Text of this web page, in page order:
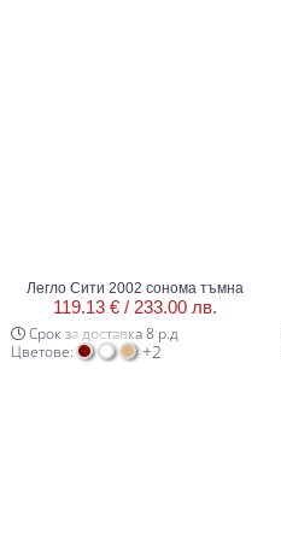
Легло Сити 2002 сонома тъмна
119.13 € / 233.00 лв.
Срок за доставка 8 р.д
Цветове:
+2